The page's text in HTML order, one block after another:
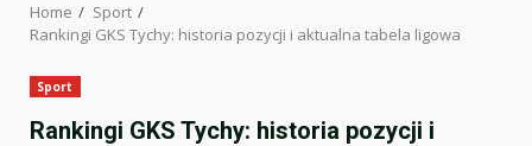
Home
Sport
Rankingi GKS Tychy: historia pozycji i aktualna tabela ligowa
Sport
Rankingi GKS Tychy: historia pozycji i